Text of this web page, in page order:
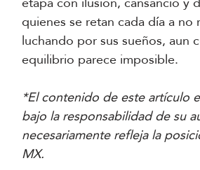
quienes se retan cada día a no
luchando por sus sueños, aun
equilibrio parece imposible.
*El contenido de este artículo
bajo la responsabilidad de su
necesariamente refleja la
MX.